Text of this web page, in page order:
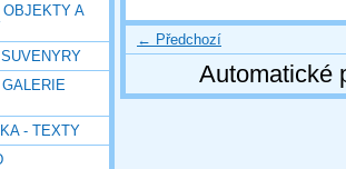
A
SUVENYRY
- TEXTY
← Předchozí
Automatické